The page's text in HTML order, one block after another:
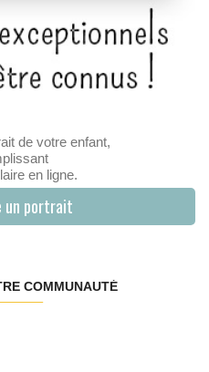
de votre enfant,
en ligne.
un portrait
COMMUNAUTÉ